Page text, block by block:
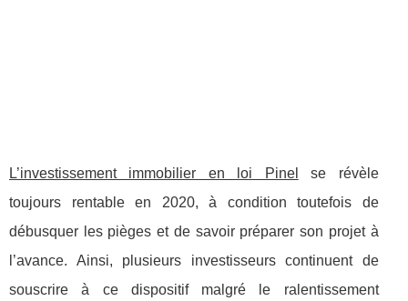
L’investissement immobilier en loi Pinel
se révèle
toujours rentable en 2020, à condition toutefois de
débusquer les pièges et de savoir préparer son projet à
l’avance. Ainsi, plusieurs investisseurs continuent de
souscrire à ce dispositif malgré le ralentissement